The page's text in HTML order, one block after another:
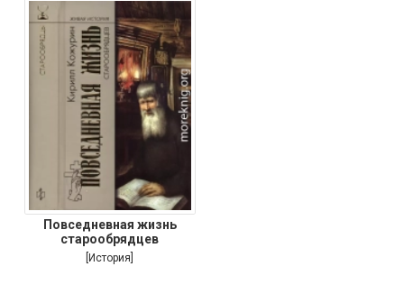
Повседневная жизнь
старообрядцев
[История]